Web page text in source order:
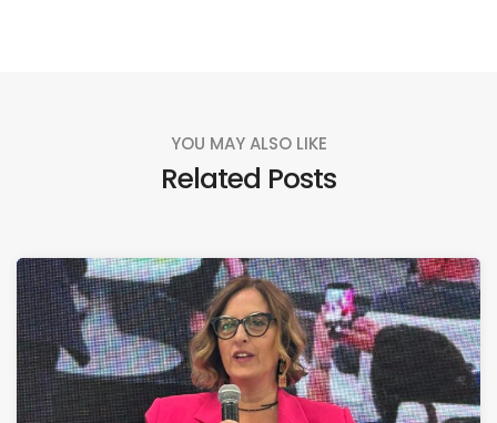
YOU MAY ALSO LIKE
Related Posts